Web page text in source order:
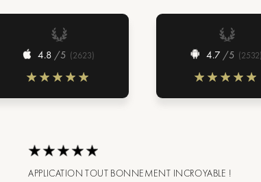
4.8 /5 (2623) 4.7 /5 (2532)
APPLICATION TOUT BONNEMENT INCROYABLE !